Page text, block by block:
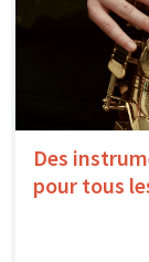
Des
pour tous